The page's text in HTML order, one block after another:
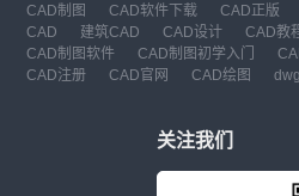
CAD制图 CAD软件下载 CAD正版
CAD
建筑CAD CAD设计 CAD教
CAD制图软件
CAD制图初学入门
CAD注册
CAD官网 CAD绘图 dwg
关注我们